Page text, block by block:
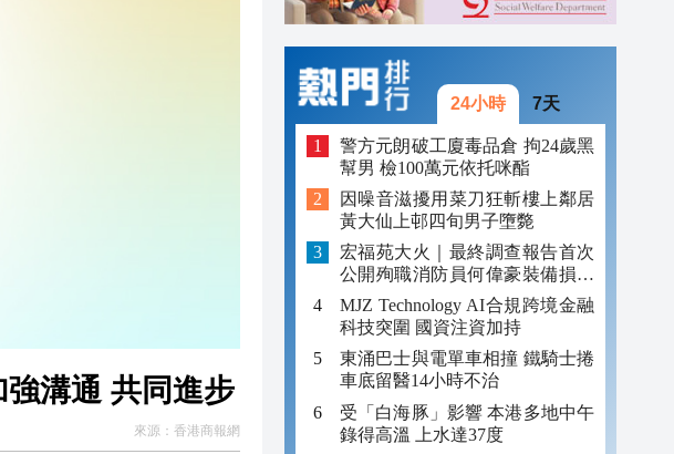
溝通 共同進步
來源： 香港商報網
24小時 7天
警方元朗破工廈毒品倉 拘24歲黑
幫男 檢100萬元依托咪酯
因噪音滋擾用菜刀狂斬樓上鄰居
黃大仙上邨四旬男子墮斃
宏福苑大火｜最終調查報告首次
公開殉職消防員何偉豪裝備損毀
照片
MJZ Technology AI合規跨境金融
科技突圍 國資注資加持
東涌巴士與電單車相撞 鐵騎士捲
車底留醫14小時不治
受「白海豚」影響 本港多地中午
錄得高溫 上水達37度